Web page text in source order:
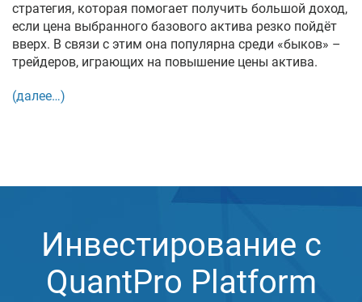
стратегия, которая помогает получить большой доход,
если цена выбранного базового актива резко пойдёт
вверх. В связи с этим она популярна среди «быков» –
трейдеров, играющих на повышение цены актива.
(далее…)
Инвестирование с
QuantPro Platform